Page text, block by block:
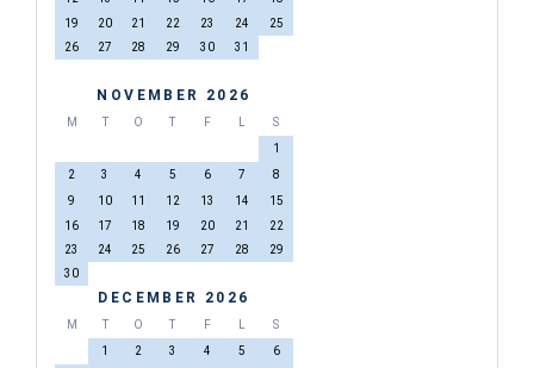
19
20 21 22 23 24
25
26
27 28 29 30 31
NOVEMBER 2026
M T O T F
S
1
2
3 4 5 6 7
8
9
10 11 12 13 14
15
16
17 18 19 20 21
22
23
24 25 26 27 28
29
30
DECEMBER 2026
M T O T F
S
1
2 3 4 5
6